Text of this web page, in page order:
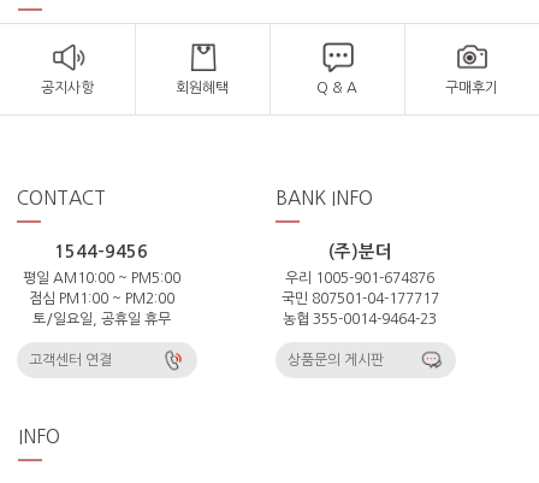
공지사항 회원혜택 Q & A 구매후기
CONTACT
1544-9456
평일 AM10:00 ~ PM5:00
점심 PM1:00 ~ PM2:00
토/일요일, 공휴일 휴무
고객센터 연결
BANK INFO
(주)분더
우리 1005-901-674876
국민 807501-04-177717
농협 355-0014-9464-23
상품문의 게시판
INFO